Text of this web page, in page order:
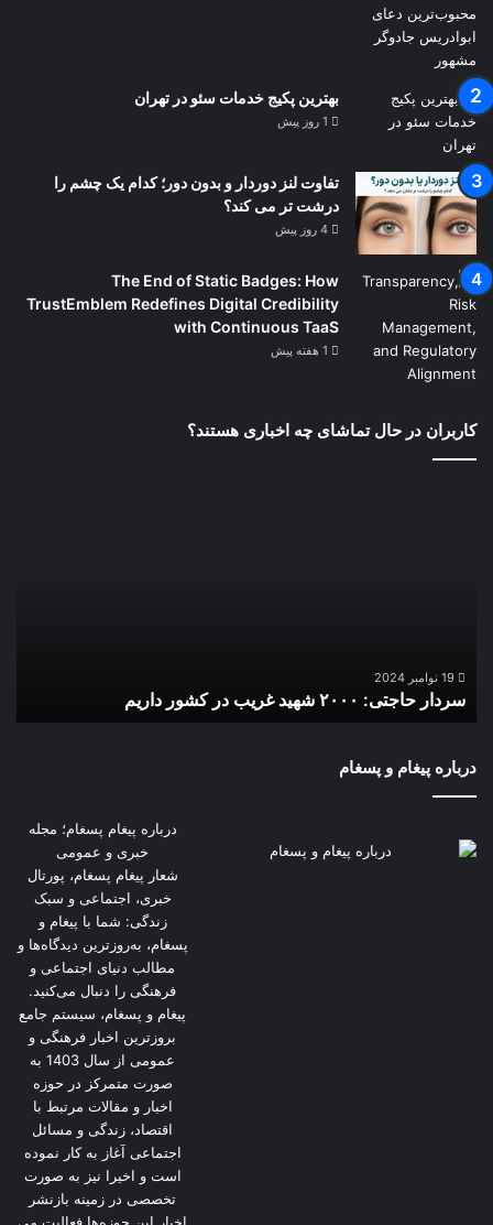
بهترین پکیج خدمات سئو در تهران
1 روز پیش
تفاوت لنز دوردار و بدون دور؛ کدام یک چشم را
درشت تر می کند؟
4 روز پیش
The End of Static Badges: How
TrustEmblem Redefines Digital Credibility
with Continuous TaaS
1 هفته پیش
کاربران در حال تماشای چه اخباری هستند؟
19 نوامبر 2024
سردار حاجتی: ۲۰۰۰ شهید غریب در کشور داریم
درباره پیغام و پسغام
درباره پیغام پسغام؛ مجله
خبری و عمومی
شعار پیغام پسغام، پورتال
خبری، اجتماعی و سبک
زندگی: شما با پیغام و
پسغام، به‌روزترین دیدگاه‌ها و
مطالب دنیای اجتماعی و
فرهنگی را دنبال می‌کنید.
پیغام و پسغام، سیستم جامع
بروزترین اخبار فرهنگی و
عمومی از سال 1403 به
صورت متمرکز در حوزه
اخبار و مقالات مرتبط با
اقتصاد، زندگی و مسائل
اجتماعی آغاز به کار نموده
است و اخیرا نیز به صورت
تخصصی در زمینه بازنشر